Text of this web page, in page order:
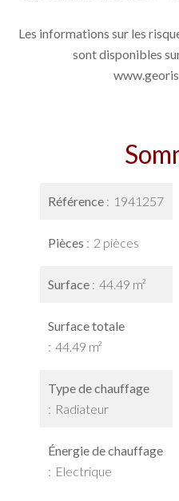
Les informations sur les
sont disponibles
Référence 1941257
Pièces 2 pièces
Surface 44.49 m²
Surface totale
44.49 m²
Type de chauffage
Radiateur
Énergie de chauffage
Electrique